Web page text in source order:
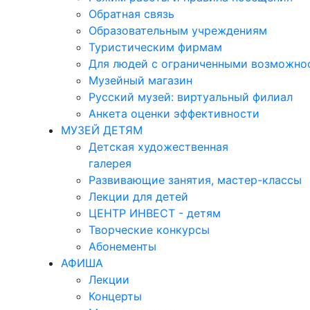
Обратная связь
Образовательным учреждениям
Туристическим фирмам
Для людей с ограниченными
Музейный магазин
Русский музей: виртуальный филиал
Анкета оценки эффективности
МУЗЕЙ ДЕТЯМ
Детская художественная
галерея
Развивающие занятия, мастер-классы
Лекции для детей
ЦЕНТР ИНВЕСТ - детям
Творческие конкурсы
Абонементы
АФИША
Лекции
Концерты